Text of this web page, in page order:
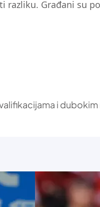
Građani su
i